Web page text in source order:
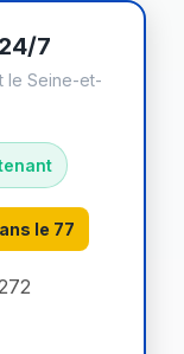
7
le Seine-et-
le 77